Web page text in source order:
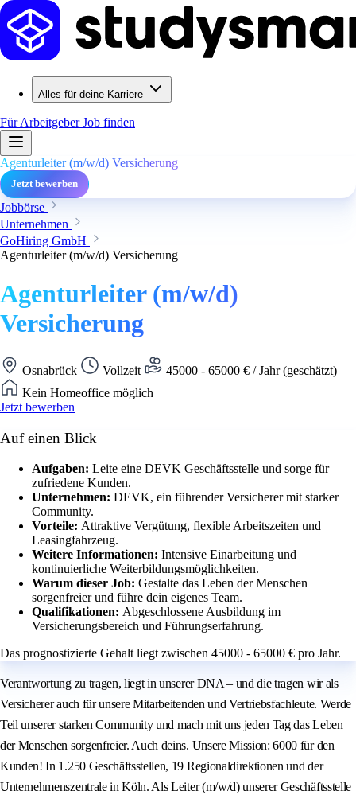
Alles für deine Karriere
Für ArbeitgeberJob finden
Agenturleiter (m/w/d) Versicherung
Jetzt bewerben
Jobbörse
Unternehmen
GoHiring GmbH
Agenturleiter (m/w/d) Versicherung
Agenturleiter (m/w/d)
Versicherung
Osnabrück Vollzeit
45000 - 65000 € / Jahr (geschätzt)
Kein Homeoffice möglich
Jetzt bewerben
Auf einen Blick
Aufgaben: Leite eine DEVK Geschäftsstelle und sorge für
zufriedene Kunden.
Unternehmen: DEVK, ein führender Versicherer mit starker
Community.
Vorteile: Attraktive Vergütung, flexible Arbeitszeiten und
Leasingfahrzeug.
Weitere Informationen: Intensive Einarbeitung und
kontinuierliche Weiterbildungsmöglichkeiten.
Warum dieser Job: Gestalte das Leben der Menschen
sorgenfreier und führe dein eigenes Team.
Qualifikationen: Abgeschlossene Ausbildung im
Versicherungsbereich und Führungserfahrung.
Das prognostizierte Gehalt liegt zwischen 45000 - 65000 € pro Jahr.
Verantwortung zu tragen, liegt in unserer DNA – und die tragen wir als
Versicherer auch für unsere Mitarbeitenden und Vertriebsfachleute. Werde
Teil unserer starken Community und mach mit uns jeden Tag das Leben
der Menschen sorgenfreier. Auch deins. Unsere Mission: 6000 für den
Kunden! In 1.250 Geschäftsstellen, 19 Regionaldirektionen und der
Unternehmenszentrale in Köln. Als Leiter (m/w/d) unserer Geschäftsstelle